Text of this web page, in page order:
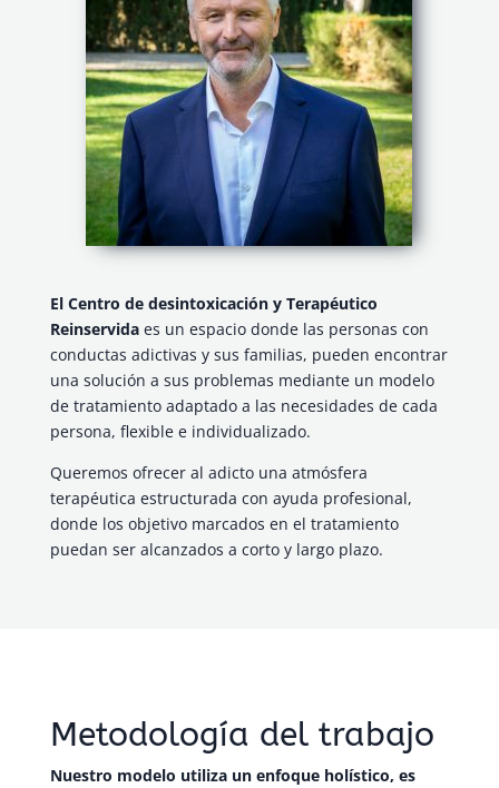
El Centro de desintoxicación y Terapéutico
Reinservidaes un espacio donde las personas con
conductas adictivas y sus familias, pueden encontrar
una solución a sus problemas mediante un modelo
de tratamiento adaptado a las necesidades de cada
persona, flexible e individualizado.
Queremos ofrecer al adicto una atmósfera
terapéutica estructurada con ayuda profesional,
donde los objetivo marcados en el tratamiento
puedan ser alcanzados a corto y largo plazo.
Metodología del trabajo
Nuestro modelo utiliza un enfoque holístico, es